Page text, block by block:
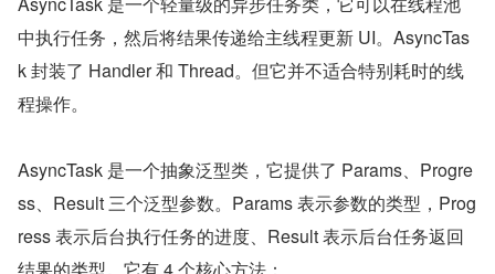
中执行任务，然后将结果传递给主线程更新 UI。AsyncTas
k 封装了 Handler 和 Thread。但它并不适合特别耗时的线
程操作。
AsyncTask 是一个抽象泛型类，它提供了 Params、Progre
ss、Result 三个泛型参数。Params 表示参数的类型，Prog
ress 表示后台执行任务的进度、Result 表示后台任务返回